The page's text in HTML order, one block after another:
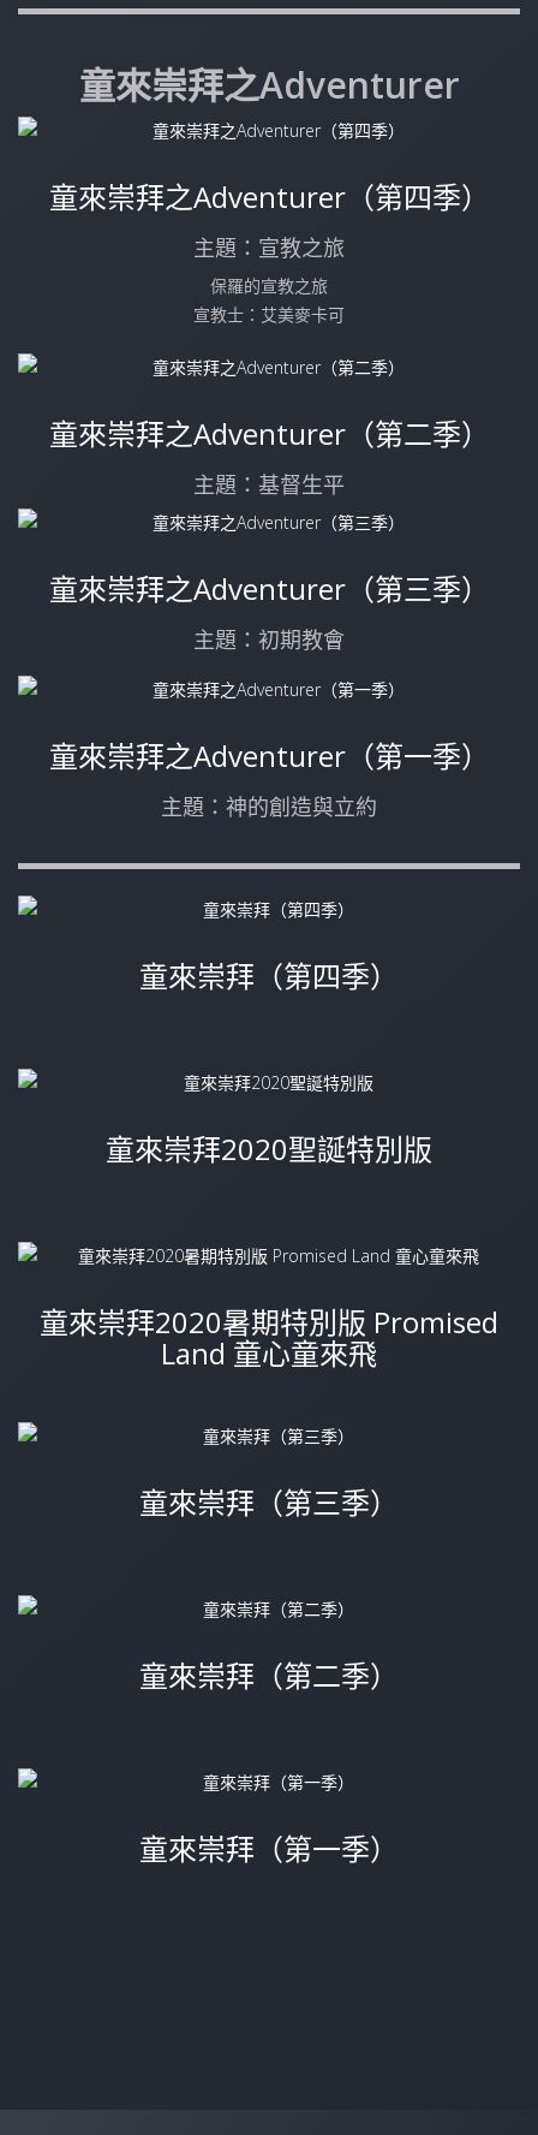
童來崇拜之Adventurer
童來崇拜之Adventurer（第四季）
主題：宣教之旅
保羅的宣教之旅
宣教士：艾美麥卡可
童來崇拜之Adventurer（第二季）
主題：基督生平
童來崇拜之Adventurer（第三季）
主題：初期教會
童來崇拜之Adventurer（第一季）
主題：神的創造與立約
童來崇拜（第四季）
童來崇拜2020聖誕特別版
童來崇拜2020暑期特別版 Promised
Land 童心童來飛
童來崇拜（第三季）
童來崇拜（第二季）
童來崇拜（第一季）